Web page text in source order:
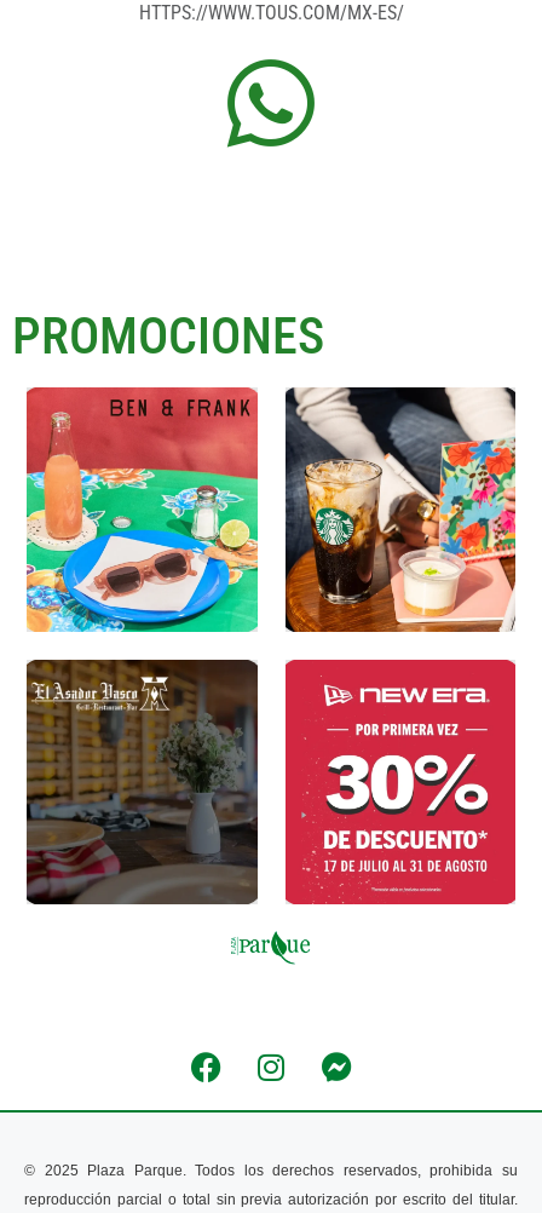
HTTPS://WWW.TOUS.COM/MX-ES/
PROMOCIONES
© 2025 Plaza Parque. Todos los derechos reservados, prohibida su
reproducción parcial o total sin previa autorización por escrito del titular.